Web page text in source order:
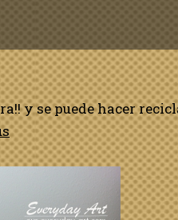
y se puede hacer